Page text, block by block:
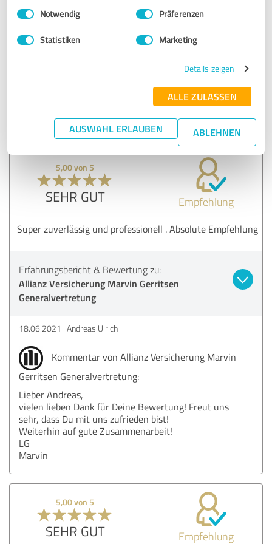
Impressum Datenschutzbestimmungen
Einwilligungsauswahl
Notwendig Präferenzen
Statistiken Marketing
Details zeigen
ALLE ZULASSEN
AUSWAHL ERLAUBEN ABLEHNEN
Generalvertretung
19.07.2021 Mischa Bülter
Kommentar von Allianz Versicherung Marvin
Beides höre ich sehr gerne, Mischa :-D
Dankeschön und bis bald!
5,00 von 5
SEHR GUT Empfehlung
Super zuverlässig und professionell . Absolute Empfehlung
Erfahrungsbericht & Bewertung zu:
Allianz Versicherung Marvin Gerritsen
Generalvertretung
18.06.2021 Andreas Ulrich
Kommentar von Allianz Versicherung Marvin
Gerritsen Generalvertretung:
Lieber Andreas,
vielen lieben Dank für Deine Bewertung! Freut uns
sehr, dass Du mit uns zufrieden bist!
Weiterhin auf gute Zusammenarbeit!
LG
Marvin
5,00 von 5
SEHR GUT Empfehlung